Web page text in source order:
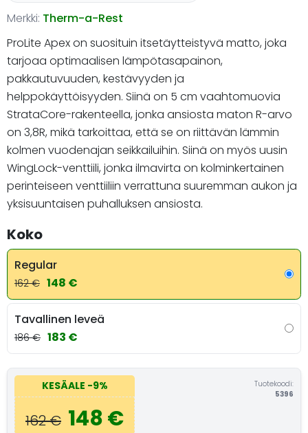
Merkki: Therm-a-Rest
ProLite Apex on suosituin itsetäytteistyvä matto, joka
tarjoaa optimaalisen lämpötasapainon,
pakkautuvuuden, kestävyyden ja
helppokäyttöisyyden. Siinä on 5 cm vaahtomuovia
StrataCore-rakenteella, jonka ansiosta maton R-arvo
on 3,8R, mikä tarkoittaa, että se on riittävän lämmin
kolmen vuodenajan seikkailuihin. Siinä on myös uusin
WingLock-venttiili, jonka ilmavirta on kolminkertainen
perinteiseen venttiiliin verrattuna suuremman aukon ja
yksisuuntaisen puhalluksen ansiosta.
Koko
Regular
162 € 148 €
Tavallinen leveä
186 € 183 €
KESÄALE -9%
162 € 148 €
Tuotekoodi:
5396